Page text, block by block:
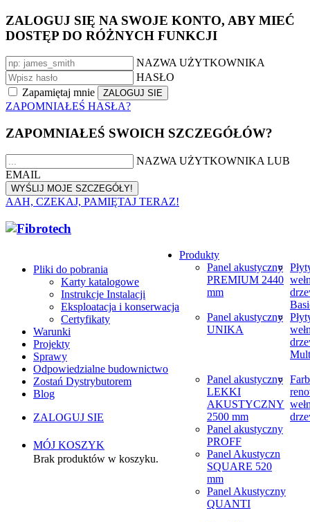
ZALOGUJ SIĘ NA SWOJE KONTO, ABY MIEĆ
DOSTĘP DO RÓŻNYCH FUNKCJI
NAZWA UŻYTKOWNIKA
HASŁO
Zapamiętaj mnie
ZAPOMNIAŁEŚ HASŁA?
ZAPOMNIAŁEŚ SWOICH SZCZEGÓŁÓW?
NAZWA UŻYTKOWNIKA LUB
EMAIL
AAH, CZEKAJ, PAMIĘTAJ TERAZ!
Pliki do pobrania
Karty katalogowe
Instrukcje Instalacji
Eksploatacja i konserwacja
Certyfikaty
Warunki
Projekty
Sprawy
Odpowiedzialne budownictwo
Zostań Dystrybutorem
Blog
ZALOGUJ SIE
MÓJ KOSZYK
Brak produktów w koszyku.
Produkty
Panel akustyczny
PREMIUM 2440
mm
Panel akustyczny
UNIKA
Panel akustyczny
LEKKI
AKUSTYCZNY
2500 mm
Panel akustyczny
PROFF
Panel Akustyczn
SQUARE 520
mm
Panel Akustyczny
QUANTI